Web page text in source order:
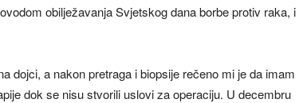
obilježavanja Svjetskog dana borbe protiv raka, i
dojci, a nakon pretraga i biopsije rečeno mi je da imam
dok se nisu stvorili uslovi za operaciju. U decembru